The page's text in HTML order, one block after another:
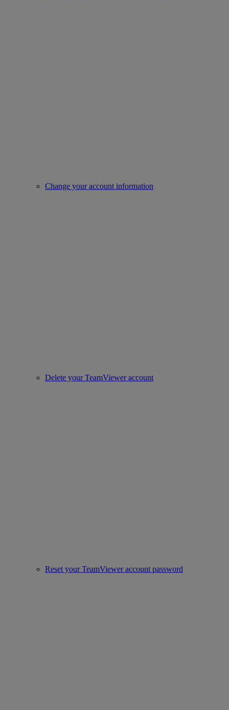
Change your account information
Delete your TeamViewer account
Reset your TeamViewer account password